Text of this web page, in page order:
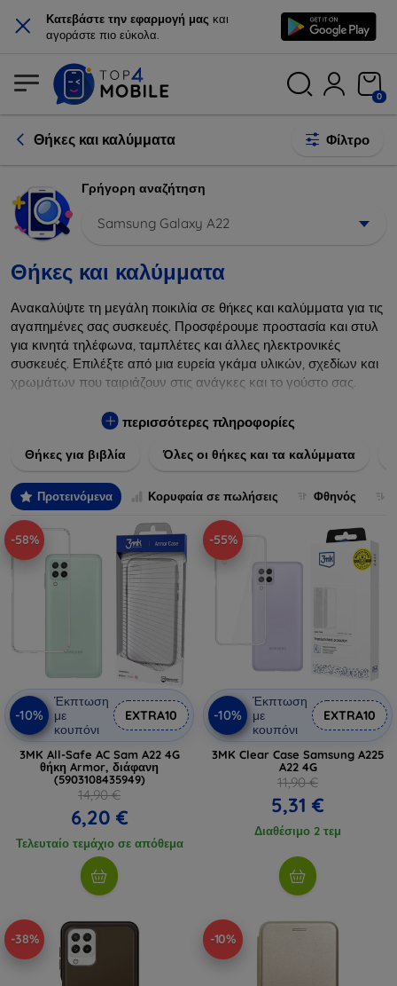
× Κατεβάστε την εφαρμογή μας και
αγοράστε πιο εύκολα.
0
Θήκες και καλύμματα Φίλτρο
Γρήγορη αναζήτηση
Samsung Galaxy A22
Θήκες και καλύμματα
Ανακαλύψτε τη μεγάλη ποικιλία σε θήκες και καλύμματα για τις
αγαπημένες σας συσκευές. Προσφέρουμε προστασία και στυλ
για κινητά τηλέφωνα, ταμπλέτες και άλλες ηλεκτρονικές
συσκευές. Επιλέξτε από μια ευρεία γκάμα υλικών, σχεδίων και
χρωμάτων που ταιριάζουν στις ανάγκες και το γούστο σας.
πτώσεις και άλλες φθορές, ενώ παράλληλα δίνετε ένα
και τη διάρκεια ζωής των συσκευών σας με τις κορυφαίες
περισσότερες πληροφορίες
Θήκες για βιβλία Όλες οι θήκες και τα καλύμματα
Προτεινόμενα Κορυφαία σε πωλήσεις Φθηνός
-58%
-10%
Έκπτωση
με
κουπόνι
EXTRA10
3MK All-Safe AC Sam A22 4G
θήκη Armor, διάφανη
(5903108435949)
14,90 €
6,20 €
Τελευταίο τεμάχιο σε απόθεμα
-55%
-10%
Έκπτωση
με
κουπόνι
EXTRA10
3MK Clear Case Samsung A225
A22 4G
11,90 €
5,31 €
Διαθέσιμο 2 τεμ
-38% -10%